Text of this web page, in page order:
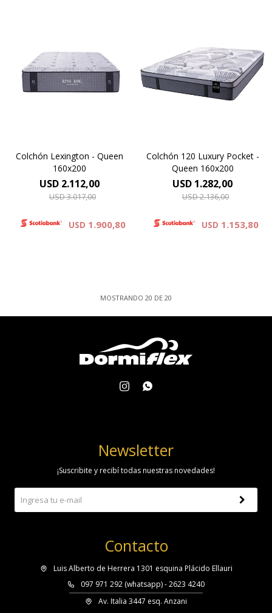
Compuesto por tejido de
punto totalmente
matelaseado con capas de
espumas viscoelásticas
Technology combinado con
Colchón Lexington - Queen
160x200
USD 2.112,00
USD3.017,00
USD 1.900,80
tejido de punto que
incorpora Seaqual Yarn, un
hilo de poliester de alta
calidad elaborado a partir de
materiales plásticos
reciclados, recuperados del
Colchón 120 Luxury Pocket -
Queen 160x200
USD 1.282,00
USD2.136,00
USD 1.153,80
MOSTRANDO 20 DE 20
 
Contacto
Luis Alberto de Herrera 1301 esquina Plácido Ellauri
097 971 292 (whatsapp) - 2623 4240
Av. Italia 3447 esq. Anzani
Newsletter
¡Suscribite y recibí todas nuestras novedades!